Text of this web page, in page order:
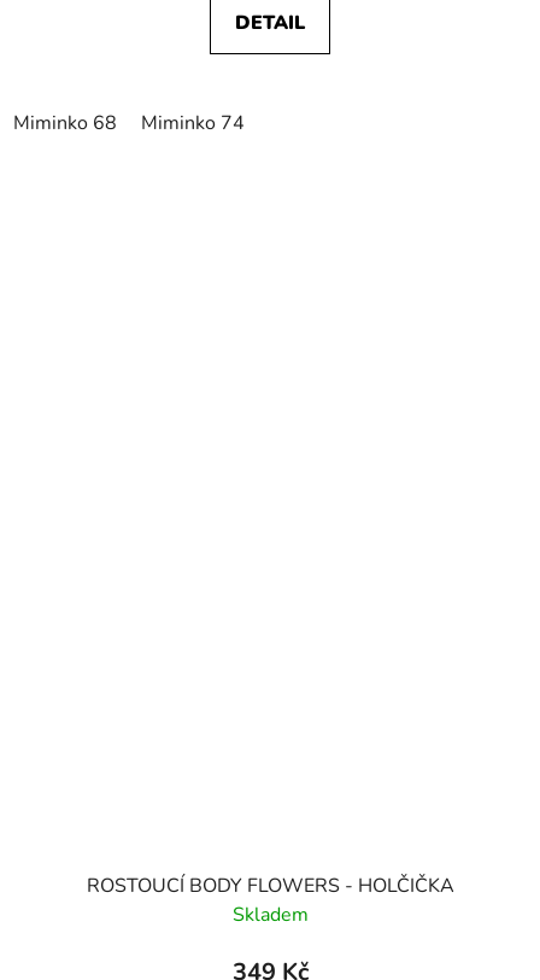
DETAIL
Miminko 68 Miminko 74
ROSTOUCÍ BODY FLOWERS - HOLČIČKA
Skladem
349 Kč